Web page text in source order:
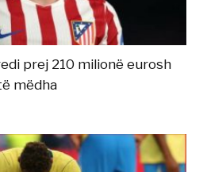
prej 210 milionë eurosh
mëdha